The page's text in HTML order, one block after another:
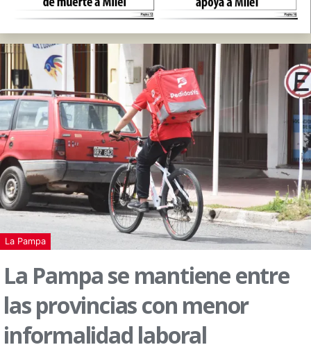
La Pampa
La Pampa se mantiene entre
las provincias con menor
informalidad laboral